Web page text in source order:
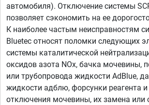
автомобиля). Отключение системы
позволяет сэкономить на ее
К наиболее частым неисправностям
Bluetec относят поломки следующих
системы каталитической
оксидов азота NOx, бачка мочевины,
или трубопровода жидкости AdBlue,
жидкости адблю, форсунки реагента
отключения мочевины, их замена или